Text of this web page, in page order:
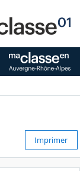
Imprimer